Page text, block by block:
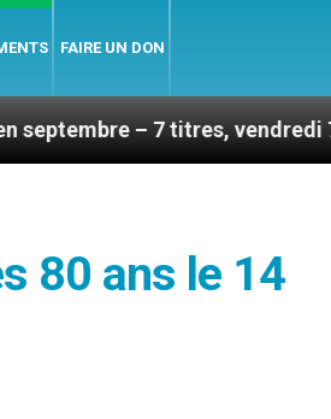
FAIRE UN DON
7 titres, vendredi 7 août 2026
80 ans le 14